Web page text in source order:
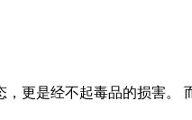
更是经不起毒品的损害。